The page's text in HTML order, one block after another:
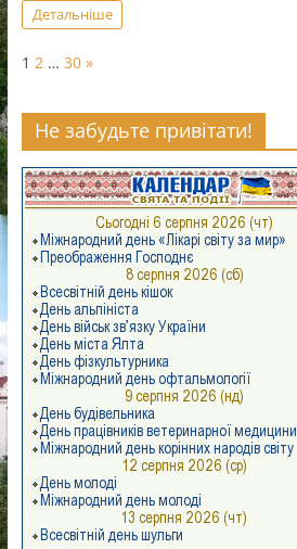
«Новорічна
композиція».
Детальніше
Page:
1 2 … 30 Next
»
Не забудьте привітати!